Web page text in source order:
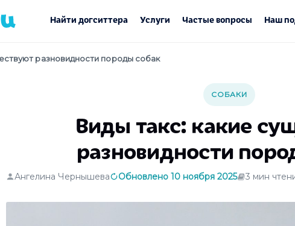
Найти догситтера Услуги Частые вопросы Наш
разновидности породы собак
СОБАКИ
Виды такс: какие
разновидности
Ангелина Чернышева Обновлено 10 ноября 2025 3 мин